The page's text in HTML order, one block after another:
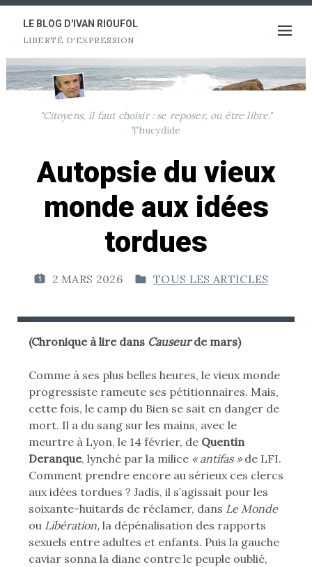
Aller
contenu
LE BLOG D'IVAN RIOUFOL
LIBERTÉ D'EXPRESSION
Ouvrir
le
menu
"Citoyens, il faut choisir : se reposer, ou être libre."
Thucydide
Autopsie du vieux
monde aux idées
tordues
P
B
L
I
É
E
2 MARS 2026
P
B
L
É
D
A
S
TOUS LES ARTICLES
(Chronique à lire dans Causeurde mars)
Comme à ses plus belles heures, le vieux monde
progressiste rameute ses pétitionnaires. Mais,
cette fois, le camp du Bien se sait en danger de
mort. Il a du sang sur les mains, avec le
meurtre à Lyon, le 14 février, de Quentin
Deranque, lynché par la milice « antifas » de LFI.
Comment prendre encore au sérieux ces clercs
aux idées tordues ? Jadis, il s’agissait pour les
soixante-huitards de réclamer, dans Le Monde
ou Libération, la dépénalisation des rapports
sexuels entre adultes et enfants. Puis la gauche
caviar sonna la diane contre le peuple oublié,